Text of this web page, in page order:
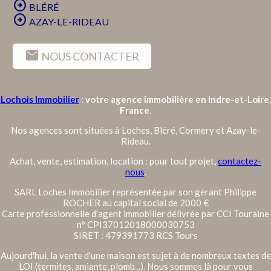
arrow_circle_right BLÉRÉ
arrow_circle_right AZAY-LE-RIDEAU
mail NOUS CONTACTER
Lochois Immobilier: votre agence immobilière en Indre-et-Loire,
France
Nos agences sont situées à Loches, Bléré, Cormery et Azay-le-
Rideau.
Achat, vente, estimation, location : pour tout projet, contactez-
nous
SARL Loches Immobilier représentée par son gérant Philippe
ROCHER au capital social de 2000 €
Carte professionnelle d'agent immobilier délivrée par CCI Touraine
n° CPI37012018000030753
SIRET : 479391773 RCS Tours
Aujourd'hui, la vente d'une maison est sujet à de nombreux textes de
LOI (termites, amiante, plomb...). Nous sommes là pour vous